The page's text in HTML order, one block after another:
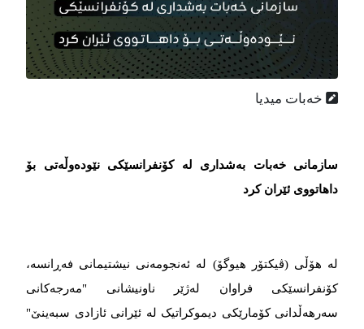
خەبات میدیا
سازمانی خەبات بەشداری لە کۆنفرانسێکی نێودەوڵەتی بۆ
داهاتووی ئێران کرد
لە هۆڵی (ڤیکتۆر هیوگۆ) لە ئەنجومەنی نیشتیمانی فەڕانسە،
کۆنفرانسێکی فراوان لەژێر ناونیشانی "مەرجەکانی
سەرهەڵدانی کۆمارێکی دیموکراتیک لە ئێرانی ئازادی سبەینێ"